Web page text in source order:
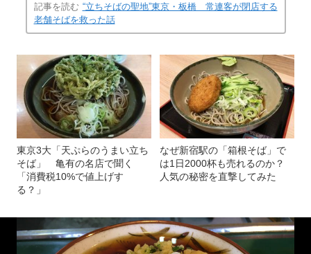
記事を読む “立ちそばの聖地”東京・板橋 常連客が閉店する
老舗そばを救った話
東京3大「天ぷらのうまい立ち
そば」 亀有の名店で聞く
「消費税10%で値上げす
る？」
なぜ新宿駅の「箱根そば」で
は1日2000杯も売れるのか？
人気の秘密を直撃してみた